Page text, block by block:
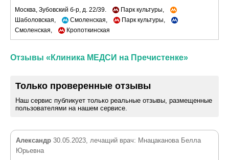
Москва, Зубовский б-р, д. 22/39.
Парк культуры,
Шаболовская,
Смоленская,
Парк культуры,
Смоленская,
Кропоткинская
Отзывы «Клиника МЕДСИ на Пречистенке»
Только проверенные отзывы
Наш сервис публикует только реальные отзывы, размещенные
пользователями на нашем сервисе.
Александр 30.05.2023, лечащий врач: Мнацаканова Белла
Юрьевна